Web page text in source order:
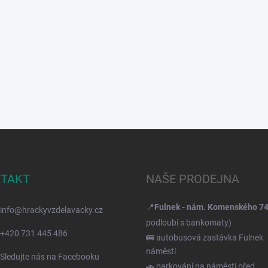
info@hrackyvzdelavacky.cz
+420 731 445 486
Sledujte nás na Facebooku
NAŠE PRODEJNA
📍Fulnek - nám. Komenského 74
podloubí s bankomaty)
🚌 autobusová zastávka Fulnek
náměstí